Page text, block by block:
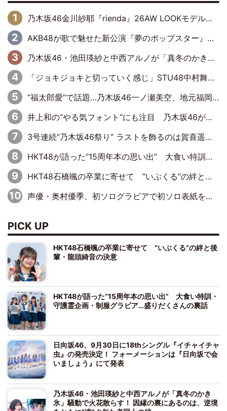
乃木坂46金川紗耶『rienda』26AW LOOKモデルに就任
AKB48が歌で魅せた新公演『夢のポップスター』 初日から全身全霊のステージ
乃木坂46・池田瑛紗と中西アルノが「真冬のかき氷」騒動で火花散らす！ 因縁の裏にあるのは、逆境をともに“凌”ぐ似た者同士の絆
「ジョキジョキと切っていく感じ」STU48中村舞、新しい挑戦は自らの手で
“福太郎愛”で話題…乃木坂46一ノ瀬美空、地元福岡『めんべい25周年トップサポーター』に就任
井上和の“やる気フォント”にも注目 乃木坂46が挑んだ書道パフォーマンスの舞台裏
3号連続“乃木坂46祭り” ラストを飾るのは賀喜遥香…5年ぶりの登場に「5年分大人になった私を見ていただけたら」
HKT48が語った“15周年本の思い出” 大食い特訓・守護霊企画・制服グラビア…盛りだくさんの裏話
HKT48石橋颯の卒業に寄せて “いぶくる”の絆と後輩・龍頭綺音の決意
声優・奥村優季、初ソログラビアで初ソロ表紙を飾る！ 初めて見せる表情や、声優を志したきっかけなどを語った必読のインタビューを掲載
PICK UP
HKT48石橋颯の卒業に寄せて “いぶくる”の絆と後
輩・龍頭綺音の決意
HKT48が語った“15周年本の思い出” 大食い特訓・
守護霊企画・制服グラビア…盛りだくさんの裏話
日向坂46、9月30日に18thシングル『イチャイチャ
虫』の発売決定！ フォーメーションは『日向坂で会
いましょう』にて発表
乃木坂46・池田瑛紗と中西アルノが「真冬のかき
氷」騒動で火花散らす！ 因縁の裏にあるのは、逆境